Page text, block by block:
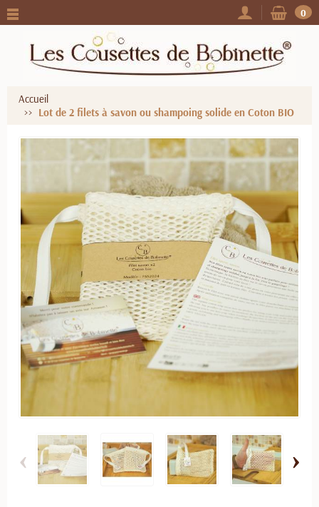
0
Accueil
Lot de 2 filets à savon ou shampoing solide en Coton BIO
‹ ›